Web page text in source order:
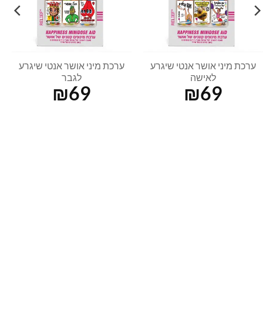
ערכת מיני אושר אנטי שיגרע
לאישה
₪69
ערכת מיני אושר אנטי שיגרע
לגבר
₪69